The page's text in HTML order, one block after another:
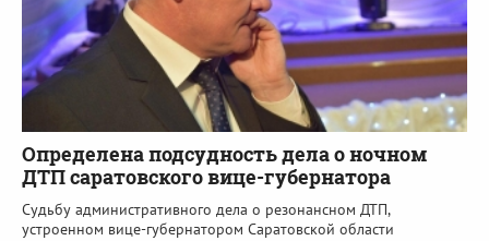
Определена подсудность дела о ночном
ДТП саратовского вице-губернатора
Судьбу административного дела о резонансном ДТП,
устроенном вице-губернатором Саратовской области